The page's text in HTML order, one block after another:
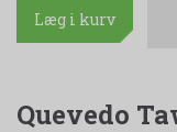
Læg i kurv
Quevedo